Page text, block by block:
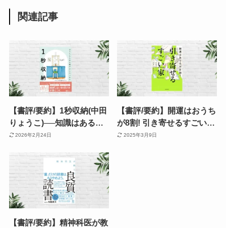
関連記事
【書評/要約】1秒収納(中田
りょうこ)──知識はあるの
に片付けられない方に！
強の片付け術
2026年2月24日
【書評/要約】開運はおうち
が8割! 引き寄せるすごい
「家」(ケルマデック、ひす
2025年3月9日
【書評/要約】精神科医が教